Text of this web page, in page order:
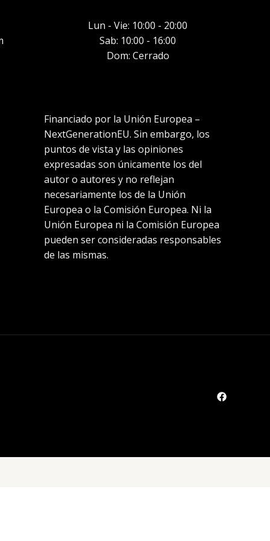
Lun - Vie: 10:00 - 20:00
Sab: 10:00 - 16:00
Dom: Cerrado
Financiado por la Unión Europea –
NextGenerationEU. Sin embargo, los
puntos de vista y las opiniones
expresadas son únicamente los del
autor o autores y no reflejan
necesariamente los de la Unión
Europea o la Comisión Europea. Ni la
Unión Europea ni la Comisión Europea
pueden ser consideradas responsables
de las mismas.